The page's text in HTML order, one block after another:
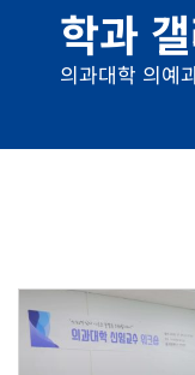
학과
의과대학 의예